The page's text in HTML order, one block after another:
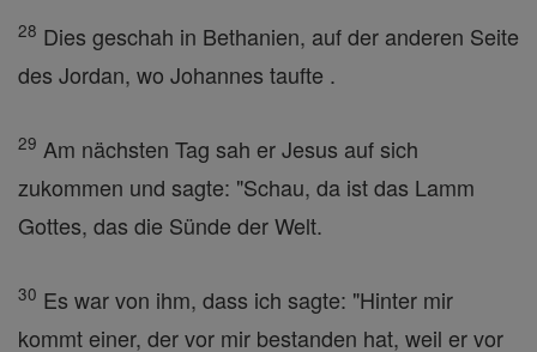
28 Dies geschah in Bethanien, auf der anderen Seite
des Jordan, wo Johannes taufte .
29 Am nächsten Tag sah er Jesus auf sich
zukommen und sagte: "Schau, da ist das Lamm
Gottes, das die Sünde der Welt.
30 Es war von ihm, dass ich sagte: "Hinter mir
kommt einer, der vor mir bestanden hat, weil er vor